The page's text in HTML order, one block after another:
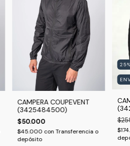
CAMPERA COUPEVENT
(3425484500)
$50.000
$45.000 con Transferencia o
depósito
25